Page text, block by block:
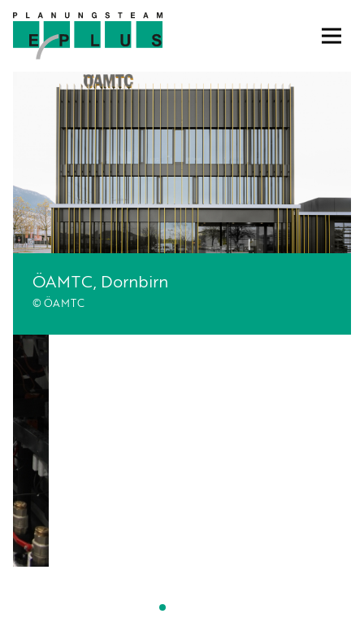
ÖAMTC, Dornbirn